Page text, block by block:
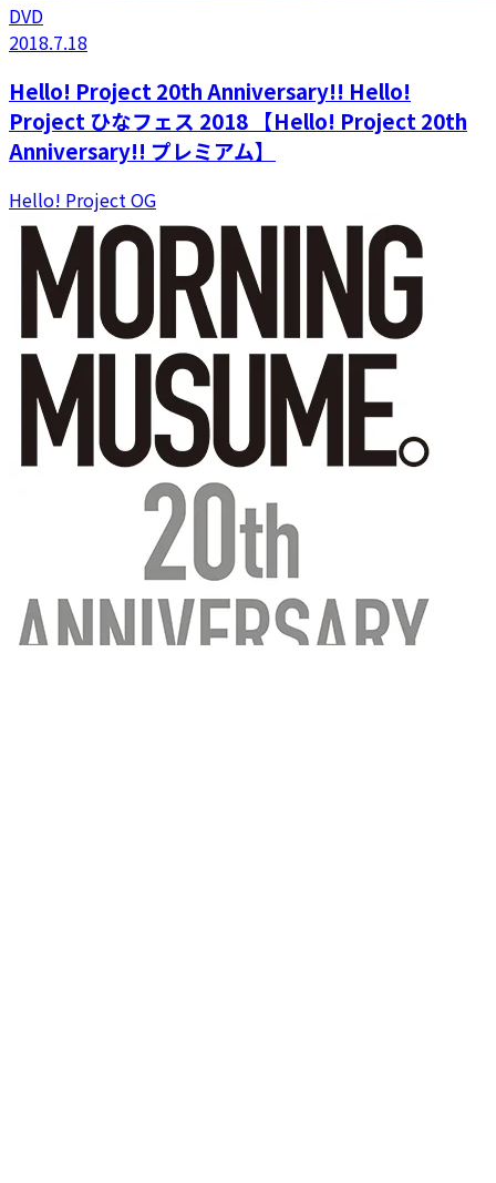
DVD
2018.7.18
Hello! Project 20th Anniversary!! Hello!
Project ひなフェス 2018 【Hello! Project 20th
Anniversary!! プレミアム】
Hello! Project OG